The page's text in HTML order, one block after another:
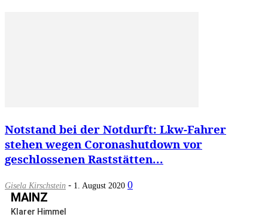
Notstand bei der Notdurft: Lkw-Fahrer
stehen wegen Coronashutdown vor
geschlossenen Raststätten...
Gisela Kirschstein - 1. August 2020 0
MAINZ
Klarer Himmel